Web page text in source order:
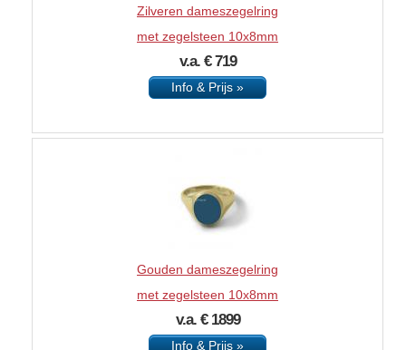
Zilveren dameszegelring
met zegelsteen 10x8mm
v.a. € 719
Info & Prijs »
Gouden dameszegelring
met zegelsteen 10x8mm
v.a. € 1899
Info & Prijs »